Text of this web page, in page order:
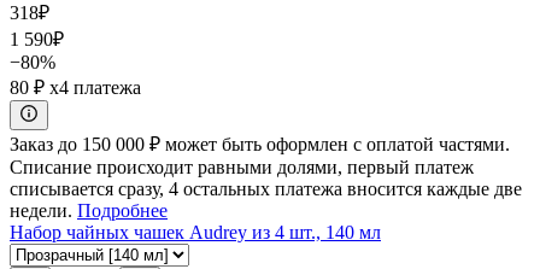
318₽
1 590₽
−80%
80 ₽ x4 платежа
Заказ до 150 000 ₽ может быть оформлен с оплатой частями.
Списание происходит равными долями, первый платеж
списывается сразу, 4 остальных платежа вносится каждые две
недели. Подробнее
Набор чайных чашек Audrey из 4 шт., 140 мл